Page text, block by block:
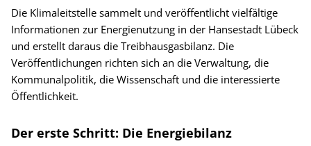
Die Klimaleitstelle sammelt und veröffentlicht vielfältige
Informationen zur Energienutzung in der Hansestadt Lübeck
und erstellt daraus die Treibhausgasbilanz. Die
Veröffentlichungen richten sich an die Verwaltung, die
Kommunalpolitik, die Wissenschaft und die interessierte
Öffentlichkeit.
Der erste Schritt: Die Energiebilanz